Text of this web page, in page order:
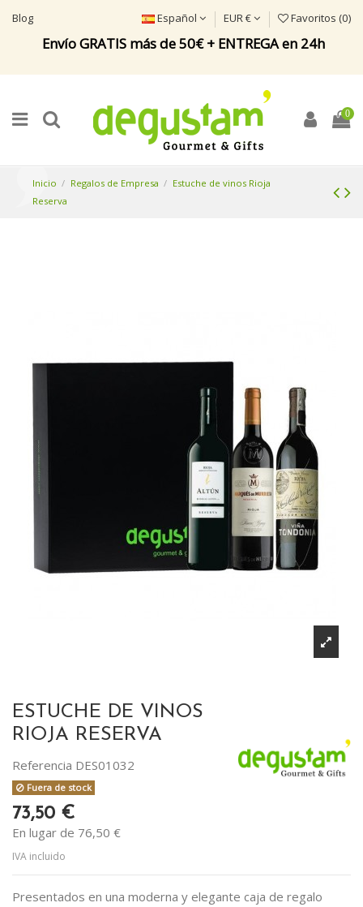
Blog
Envío GRATIS más de 50€ + ENTREGA en 24h
Español EUR € Favoritos (0)
0
Inicio Regalos de Empresa
Estuche de vinos Rioja
Reserva
ESTUCHE DE VINOS
RIOJA RESERVA
Referencia DES01032
Fuera de stock
73,50 €
En lugar de 76,50 €
IVA incluido
Presentados en una moderna y elegante caja de regalo